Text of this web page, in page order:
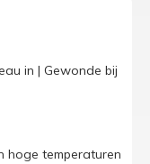
in | Gewonde bij
hoge temperaturen